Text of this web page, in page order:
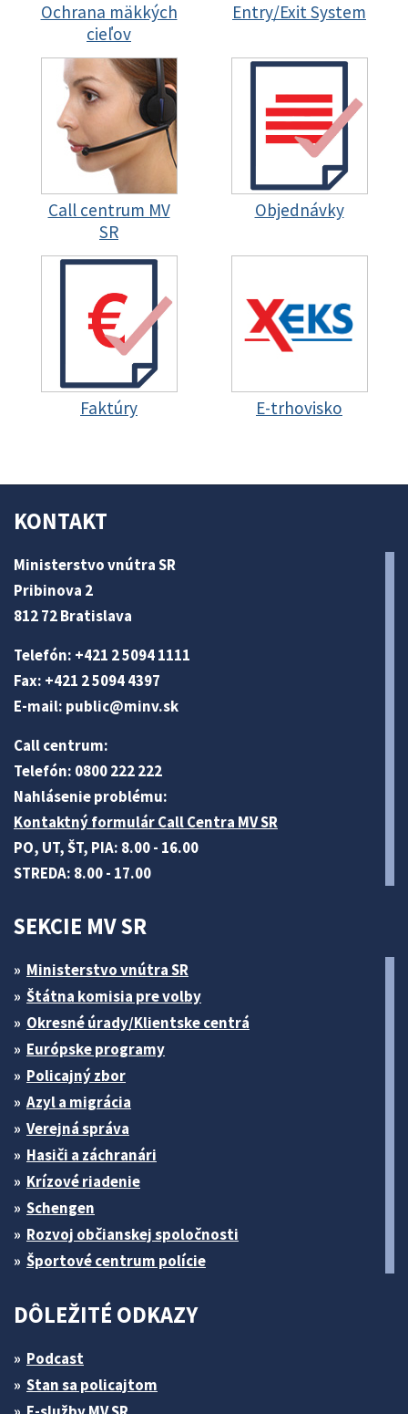
Ochrana mäkkých
cieľov
Entry/Exit System
Call centrum MV
SR
Objednávky
Faktúry E-trhovisko
KONTAKT
Ministerstvo vnútra SR
Pribinova 2
812 72 Bratislava
Telefón: +421 2 5094 1111
Fax: +421 2 5094 4397
E-mail: public@minv.sk
Call centrum:
Telefón: 0800 222 222
Nahlásenie problému:
Kontaktný formulár Call Centra MV SR
PO, UT, ŠT, PIA: 8.00 - 16.00
STREDA: 8.00 - 17.00
SEKCIE MV SR
Ministerstvo vnútra SR
Štátna komisia pre volby
Okresné úrady/Klientske centrá
Európske programy
Policajný zbor
Azyl a migrácia
Verejná správa
Hasiči a záchranári
Krízové riadenie
Schengen
Rozvoj občianskej spoločnosti
Športové centrum polície
DÔLEŽITÉ ODKAZY
Podcast
Stan sa policajtom